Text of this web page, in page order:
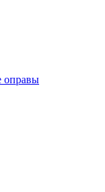
оправы